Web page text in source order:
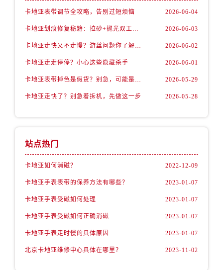
卡地亚表带调节全攻略，告别过短烦恼 2026-06-04
卡地亚划痕修复秘籍：拉砂+抛光双工艺还原如新 2026-06-03
卡地亚走快又不走慢？游丝问题你了解多少？ 2026-06-02
卡地亚走走停停？小心这些隐藏杀手 2026-06-01
卡地亚表带掉色是假货？别急，可能是这些日常习惯惹的祸 2026-05-29
卡地亚走快了？别急着拆机，先做这一步 2026-05-28
站点热门
卡地亚如何消磁？ 2022-12-09
卡地亚手表表带的保养方法有哪些？ 2023-01-07
卡地亚手表受磁如何处理 2023-01-07
卡地亚手表受磁如何正确消磁 2023-01-07
卡地亚手表走时慢的具体原因 2023-01-07
北京卡地亚维修中心具体在哪里？ 2023-11-02